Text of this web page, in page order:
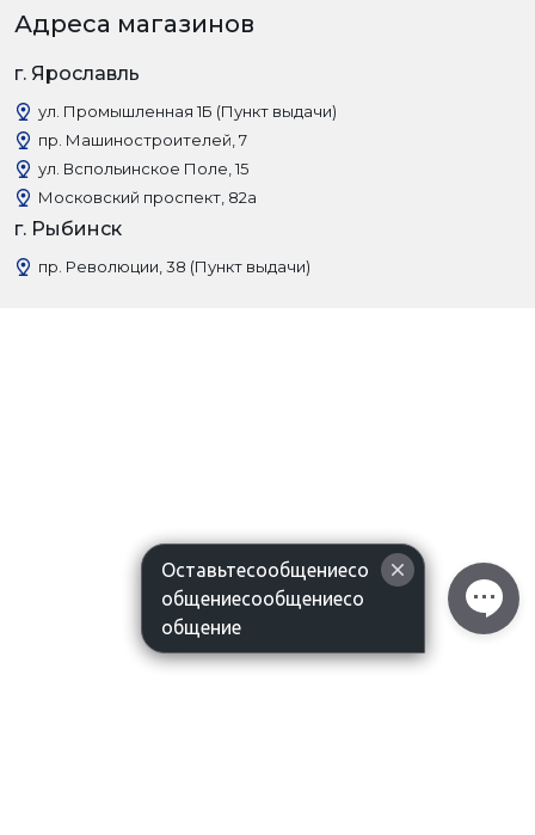
Адреса магазинов
г. Ярославль
ул. Промышленная 1Б (Пункт выдачи)
пр. Машиностроителей, 7
ул. Вспольинское Поле, 15
Московский проспект, 82а
г. Рыбинск
пр. Революции, 38 (Пункт выдачи)
Оставьтесообщениесо
общениесообщениесо
общение